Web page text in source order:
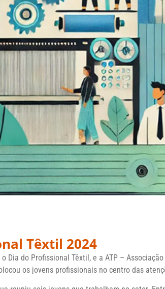
Têxtil 2024
Dia do Profissional Têxtil, e aATP –
os jovens profissionais no centro das